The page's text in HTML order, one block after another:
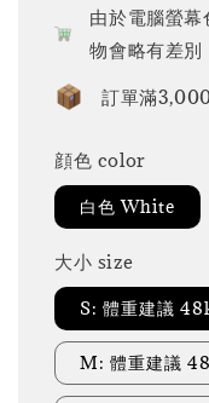
由於電腦螢
物會略有差
訂單滿
顔色 color
白色 White
大小 size
S: 體重建議
M: 體重建議